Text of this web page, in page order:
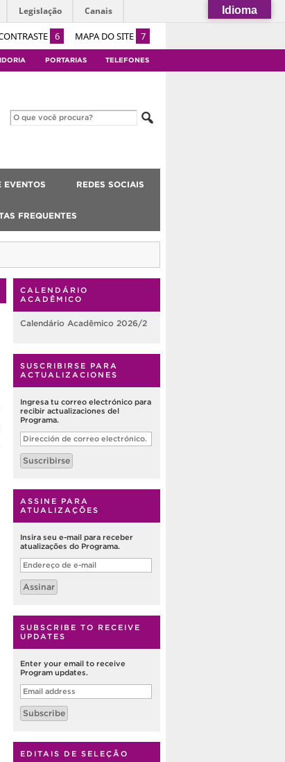
6 MAPA DO SITE 7
Legislação Canais
PORTARIAS TELEFONES
EVENTOS REDES SOCIAIS
FREQUENTES
CALENDÁRIO
ACADÊMICO
Calendário Acadêmico 2026/2
SUSCRIBIRSE PARA
ACTUALIZACIONES
Ingresa tu correo electrónico para
recibir actualizaciones del
Programa.
Dirección
de
correo
electrónico.
Suscribirse
ASSINE PARA
ATUALIZAÇÕES
Insira seu e-mail para receber
atualizações do Programa.
Endereço
de
e-
mail
Assinar
SUBSCRIBE TO RECEIVE
UPDATES
Enter your email to receive
Program updates.
Email
address
Subscribe
EDITAIS DE SELEÇÃO
Idioma